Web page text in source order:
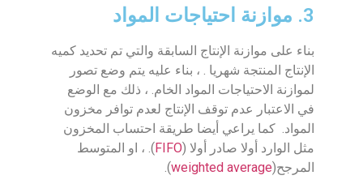
3. موازنة احتياجات المواد
بناء على موازنة الإنتاج السابقة والتي تم تحديد كميه
الإنتاج المنتجة شهريا . ، بناء عليه يتم وضع تصور
لموازنة الاحتياجات المواد الخام. ، ذلك مع الوضع
في الاعتبار عدم توقف الإنتاج لعدم توافر مخزون
المواد. كما يراعي أيضا طريقة احتساب المخزون
مثل الوارد أولا صادر أولا (FIFO). ، او المتوسط
المرجح(weighted average
).